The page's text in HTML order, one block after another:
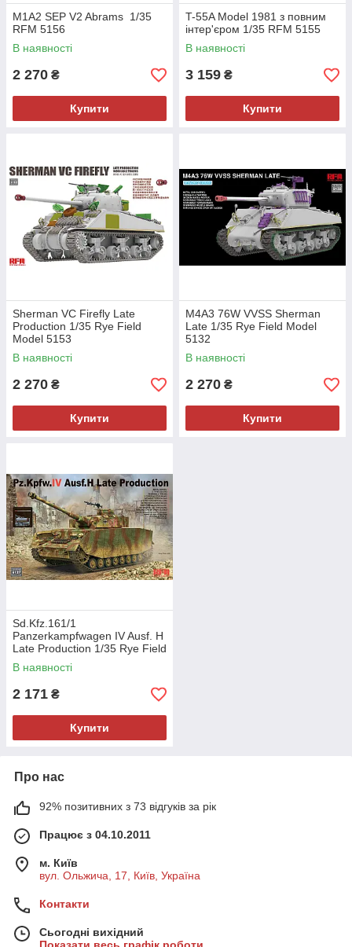
M1A2 SEP V2 Abrams 1/35
RFM 5156
В наявності
2 270 ₴
Купити
T-55A Model 1981 з повним
інтер'єром 1/35 RFM 5155
В наявності
3 159 ₴
Купити
Sherman VC Firefly Late
Production 1/35 Rye Field
Model 5153
В наявності
2 270 ₴
Купити
M4A3 76W VVSS Sherman
Late 1/35 Rye Field Model
5132
В наявності
2 270 ₴
Купити
Sd.Kfz.161/1
Panzerkampfwagen IV Ausf. H
Late Production 1/35 Rye Field
Model 5127
В наявності
2 171 ₴
Купити
Про нас
92% позитивних з 73 відгуків за рік
Працює з 04.10.2011
м. Київ
вул. Ольжича, 17, Київ, Україна
Контакти
Сьогодні вихідний